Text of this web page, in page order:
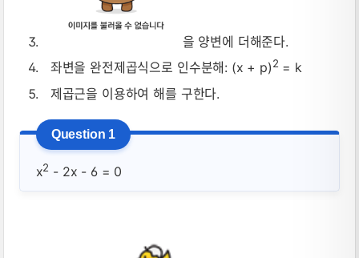
을 양변에 더해준다.
좌변을 완전제곱식으로 인수분해: (x + p)2 = k
제곱근을 이용하여 해를 구한다.
x2 - 2x - 6 = 0